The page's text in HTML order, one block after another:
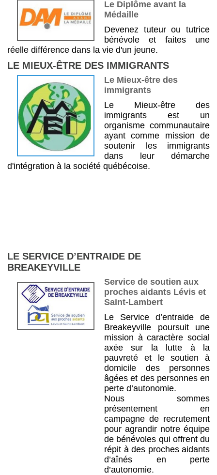
Le Diplôme avant la
Médaille
Devenez tuteur ou tutrice
bénévole et faites une
réelle différence dans la vie d'un jeune.
LE MIEUX-ÊTRE DES IMMIGRANTS
Le Mieux-être des
immigrants
Le Mieux-être des
immigrants est un
organisme communautaire
ayant comme mission de
soutenir les immigrants
dans leur démarche
d'intégration à la société québécoise.
LE SERVICE D’ENTRAIDE DE
BREAKEYVILLE
Service de soutien aux
proches aidants Lévis et
Saint-Lambert
Le Service d’entraide de
Breakeyville poursuit une
mission à caractère social
axée sur la lutte à la
pauvreté et le soutien à
domicile des personnes
âgées et des personnes en
perte d’autonomie.
Nous sommes
présentement en
campagne de recrutement
pour agrandir notre équipe
de bénévoles qui offrent du
répit à des proches aidants
d’aînés en perte
d’autonomie.